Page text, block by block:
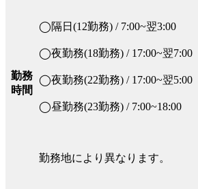
勤務
時間
◯隔日(12勤務) / 7:00~翌3:00
◯夜勤務(18勤務) / 17:00~翌7:00
◯夜勤務(22勤務) / 17:00~翌5:00
◯昼勤務(23勤務) / 7:00~18:00
勤務地により異なります。